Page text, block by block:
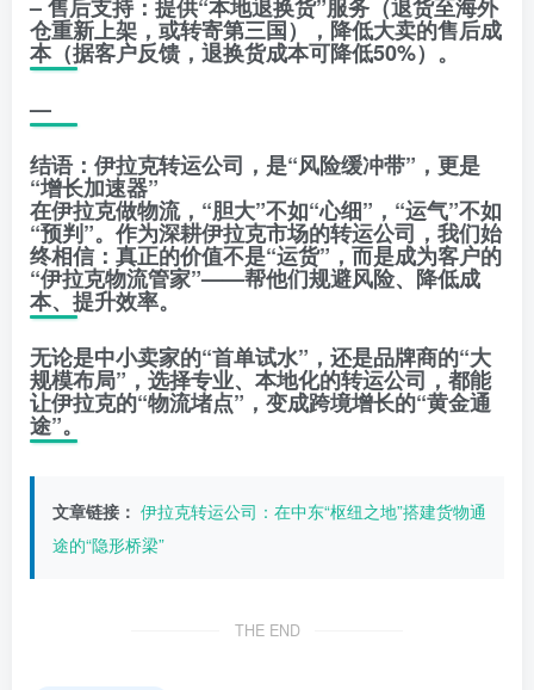
– 售后支持：提供“本地退换货”服务（退货至海外
仓重新上架，或转寄第三国），降低大卖的售后成
本（据客户反馈，退换货成本可降低50%）。
—
结语：伊拉克转运公司，是“风险缓冲带”，更是
“增长加速器”
在伊拉克做物流，“胆大”不如“心细”，“运气”不如
“预判”。作为深耕伊拉克市场的转运公司，我们始
终相信：真正的价值不是“运货”，而是成为客户的
“伊拉克物流管家”——帮他们规避风险、降低成
本、提升效率。
无论是中小卖家的“首单试水”，还是品牌商的“大
规模布局”，选择专业、本地化的转运公司，都能
让伊拉克的“物流堵点”，变成跨境增长的“黄金通
途”。
文章链接： 伊拉克转运公司：在中东“枢纽之地”搭建货物通
途的“隐形桥梁”
THE END